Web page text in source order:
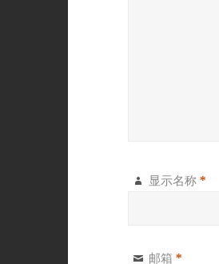
显示名称 *
邮箱 *